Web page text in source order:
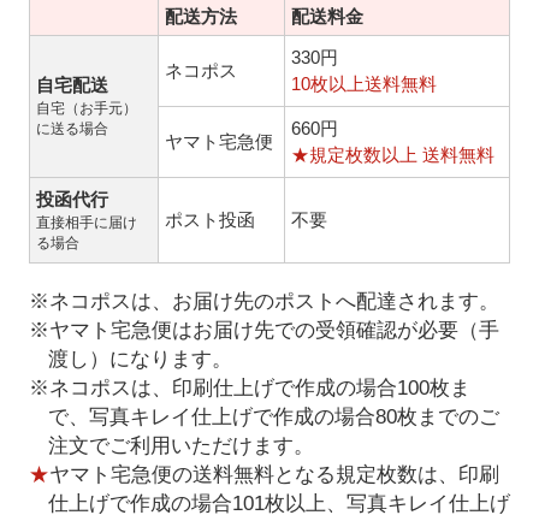
配送方法 配送料金
自宅配送
自宅（お手元）
に送る場合
ネコポス
330円
10枚以上送料無料
ヤマト宅急便
660円
★規定枚数以上 送料無料
投函代行
直接相手に届け
る場合
ポスト投函 不要
※ネコポスは、お届け先のポストへ配達されます。
※ヤマト宅急便はお届け先での受領確認が必要（手
渡し）になります。
※ネコポスは、印刷仕上げで作成の場合100枚ま
で、写真キレイ仕上げで作成の場合80枚までのご
注文でご利用いただけます。
★ヤマト宅急便の送料無料となる規定枚数は、印刷
仕上げで作成の場合101枚以上、写真キレイ仕上げ